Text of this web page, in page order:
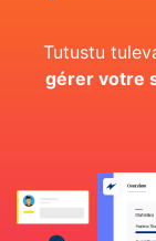
Tutustu
gérer votre